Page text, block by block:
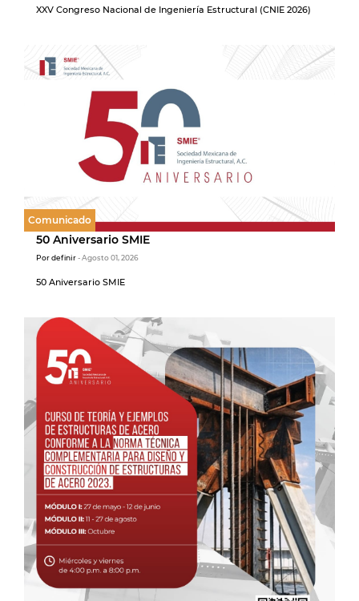
XXV Congreso Nacional de Ingeniería Estructural (CNIE 2026)
Comunicado
50 Aniversario SMIE
Por definir- Agosto 01, 2026
50 Aniversario SMIE